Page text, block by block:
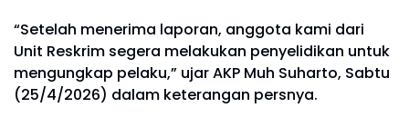
“Setelah menerima laporan, anggota kami dari
Unit Reskrim segera melakukan penyelidikan untuk
mengungkap pelaku,” ujar AKP Muh Suharto, Sabtu
(25/4/2026) dalam keterangan persnya.